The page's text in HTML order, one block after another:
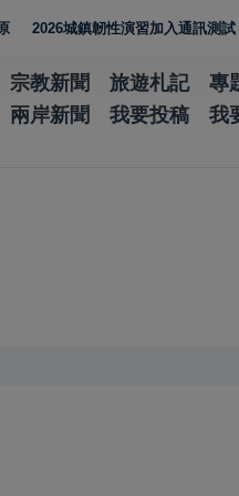
鎮韌性演習加入通訊測試 NCC行動
宗教新聞 旅遊札記 專
兩岸新聞 我要投稿 我